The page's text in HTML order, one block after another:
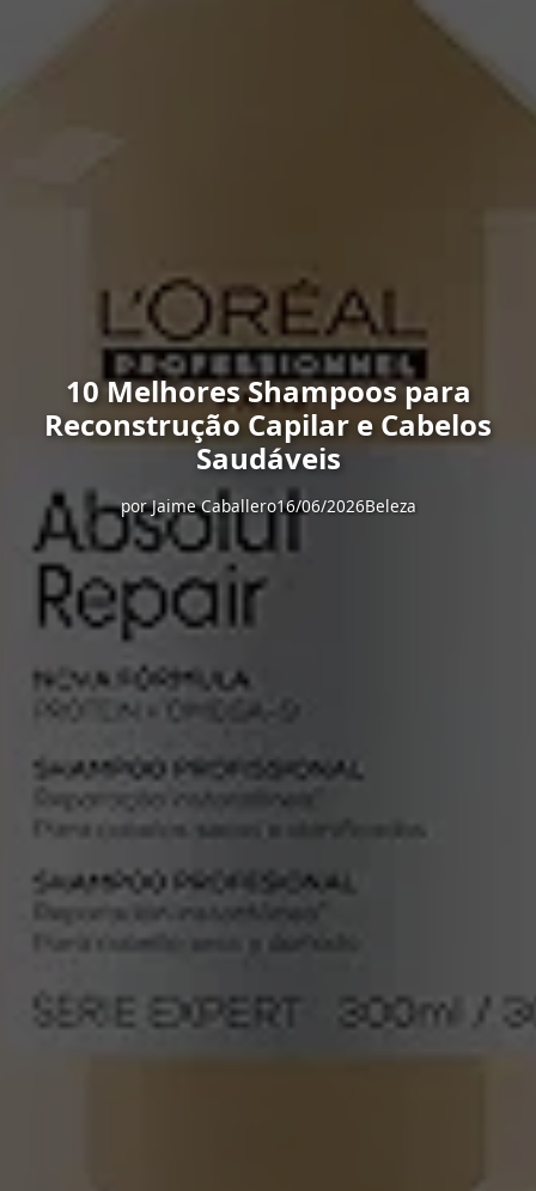
10 Melhores Shampoos para
Reconstrução Capilar e Cabelos
Saudáveis
porJaime Caballero16/06/2026Beleza